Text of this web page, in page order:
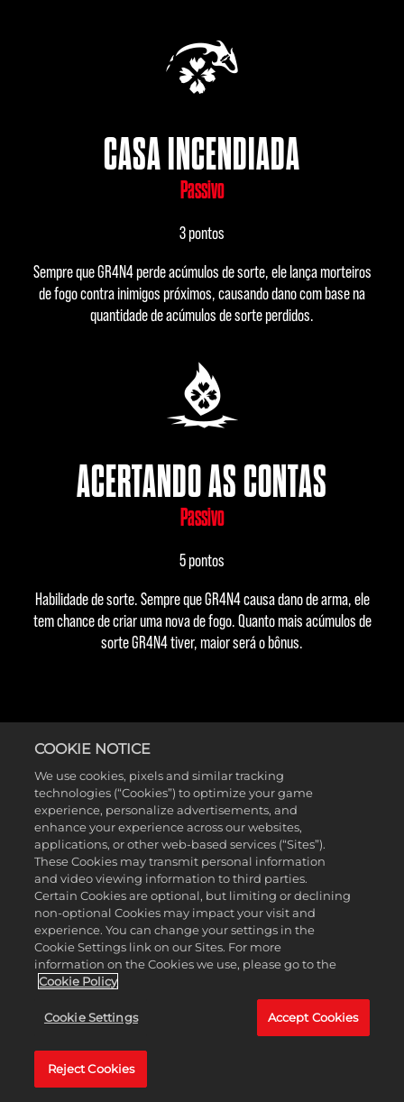
CASA INCENDIADA
Passivo
3 pontos
Sempre que GR4N4 perde acúmulos de sorte, ele lança morteiros
de fogo contra inimigos próximos, causando dano com base na
quantidade de acúmulos de sorte perdidos.
ACERTANDO AS CONTAS
Passivo
5 pontos
Habilidade de sorte. Sempre que GR4N4 causa dano de arma, ele
tem chance de criar uma nova de fogo. Quanto mais acúmulos de
sorte GR4N4 tiver, maior será o bônus.
LUA SANGRENTA
Passivo
1 ponto
Sempre que GR4N4 realiza um acerto crítico em um inimigo, ele
recebe aumento de chance de efeito elemental, dano de efeito
elemental e dano elemental.
um acerto crítico, ele lança morteiros de fogo contra inimigos
próximos. Quanto mais acúmulos de sorte GR4N4 tiver, maior será
COOKIE NOTICE
We use cookies, pixels and similar tracking
technologies (“Cookies”) to optimize your game
experience, personalize advertisements, and
enhance your experience across our websites,
applications, or other web-based services (“Sites”).
These Cookies may transmit personal information
and video viewing information to third parties.
Certain Cookies are optional, but limiting or declining
non-optional Cookies may impact your visit and
experience. You can change your settings in the
Cookie Settings link on our Sites. For more
information on the Cookies we use, please go to the
Cookie Policy
Cookie Settings Accept Cookies
Reject Cookies